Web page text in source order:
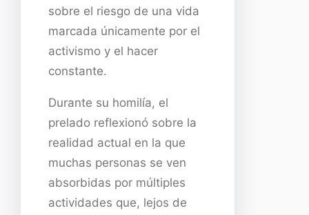
sobre el riesgo de una vida
marcada únicamente por el
activismo y el hacer
constante.
Durante su homilía, el
prelado reflexionó sobre la
realidad actual en la que
muchas personas se ven
absorbidas por múltiples
actividades que, lejos de